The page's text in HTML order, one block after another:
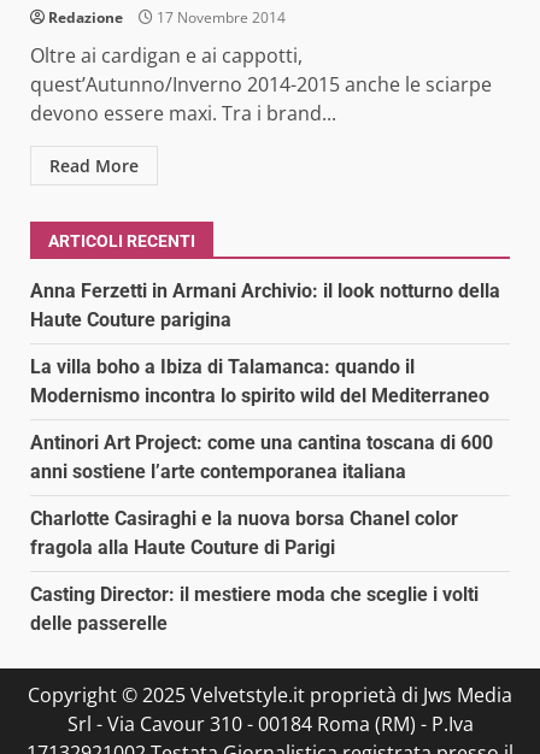
Redazione 17 Novembre 2014
Oltre ai cardigan e ai cappotti,
quest’Autunno/Inverno 2014-2015 anche le sciarpe
devono essere maxi. Tra i brand...
Read More
ARTICOLI RECENTI
Anna Ferzetti in Armani Archivio: il look notturno della
Haute Couture parigina
La villa boho a Ibiza di Talamanca: quando il
Modernismo incontra lo spirito wild del Mediterraneo
Antinori Art Project: come una cantina toscana di 600
anni sostiene l’arte contemporanea italiana
Charlotte Casiraghi e la nuova borsa Chanel color
fragola alla Haute Couture di Parigi
Casting Director: il mestiere moda che sceglie i volti
delle passerelle
Copyright © 2025 Velvetstyle.it proprietà di Jws Media
Srl - Via Cavour 310 - 00184 Roma (RM) - P.Iva